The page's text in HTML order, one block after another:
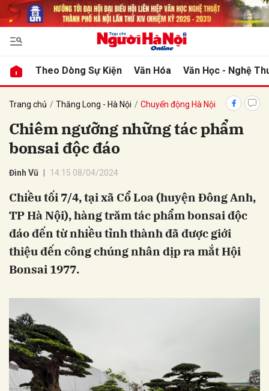
Theo Dòng Sự Kiện Văn Hóa Văn Học - Nghệ
Trang chủ Thăng Long - Hà Nội Chuyển động Hà Nội
Chiêm ngưỡng những tác phẩm
bonsai độc đáo
Đình Vũ 14:15 08/04/2024
Chiều tối 7/4, tại xã Cổ Loa (huyện Đông Anh,
TP Hà Nội), hàng trăm tác phẩm bonsai độc
đáo đến từ nhiều tỉnh thành đã được giới
thiệu đến công chúng nhân dịp ra mắt Hội
Bonsai 1977.
luận
Hủy